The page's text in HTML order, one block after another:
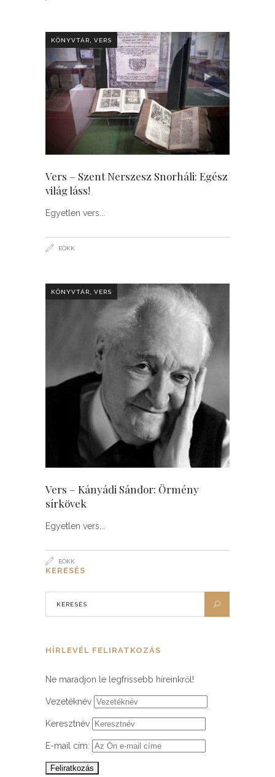
KÖNYVTÁR, VERS
Vers – Szent Nerszesz Snorháli: Egész
világ láss!
Egyetlen vers
EÖKK
KÖNYVTÁR, VERS
Vers – Kányádi Sándor: Örmény
sírkövek
Egyetlen vers
EÖKK
KERESÉS
HÍRLEVÉL FELIRATKOZÁS
Ne maradjon le legfrissebb híreinkről!
Vezetéknév
Keresztnév
E-mail cím: